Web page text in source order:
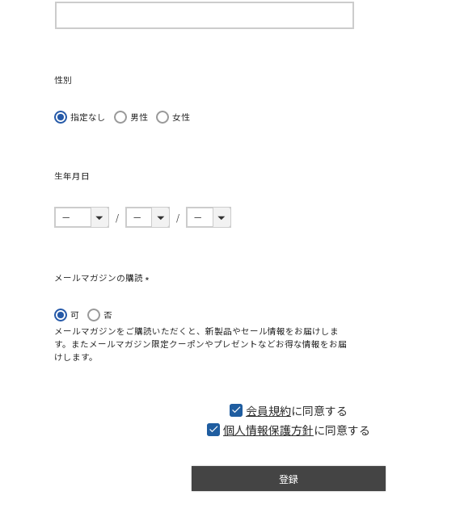
)
性別
指定なし 男性 女性
生年月日
メールマガジンの購読
)
可
否
メールマガジンをご購読いただくと、新製品やセール情報をお届けしま
す。またメールマガジン限定クーポンやプレゼントなどお得な情報をお届
けします。
会員規約に同意する
個人情報保護方針に同意する
登録